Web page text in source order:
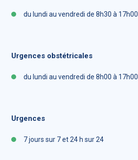
du lundi au vendredi de 8h30 à 17h00
Urgences obstétricales
du lundi au vendredi de 8h00 à 17h00
Urgences
7 jours sur 7 et 24 h sur 24